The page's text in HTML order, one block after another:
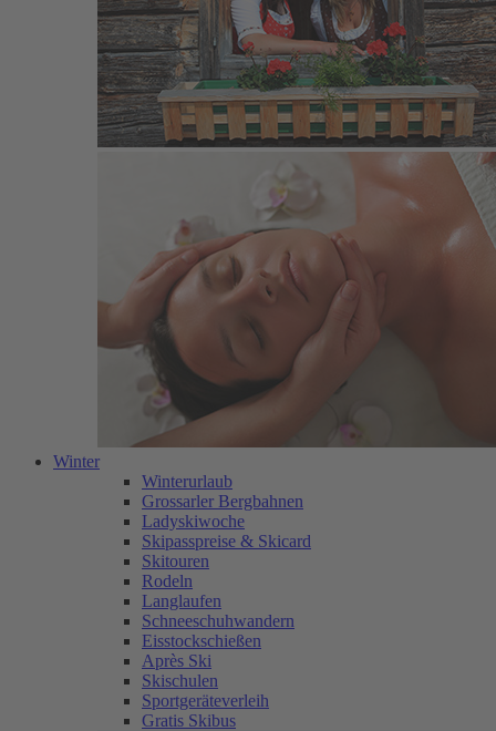
Winter
Winterurlaub
Grossarler Bergbahnen
Ladyskiwoche
Skipasspreise & Skicard
Skitouren
Rodeln
Langlaufen
Schneeschuhwandern
Eisstockschießen
Après Ski
Skischulen
Sportgeräteverleih
Gratis Skibus